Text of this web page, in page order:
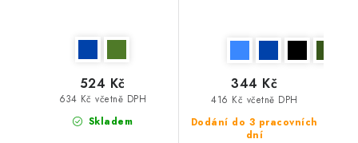
Skladem
634 Kč včetně DPH
524 Kč
Dodání do 3 pracovních
dní
416 Kč včetně DPH
344 Kč